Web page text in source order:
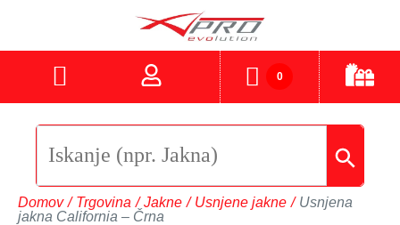
0
Domov / Trgovina / Jakne / Usnjene jakne / Usnjena
jakna California – Črna